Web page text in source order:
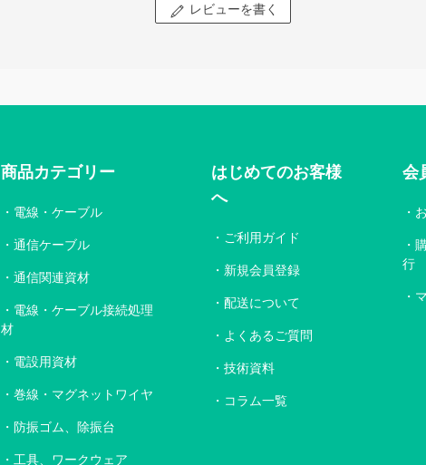
レビューを書く
商品カテゴリー
電線・ケーブル
通信ケーブル
通信関連資材
電線・ケーブル接続処理
材
電設用資材
巻線・マグネットワイヤ
防振ゴム、除振台
工具、ワークウェア
はじめてのお客様
へ
ご利用ガイド
新規会員登録
配送について
よくあるご質問
技術資料
コラム一覧
会
行